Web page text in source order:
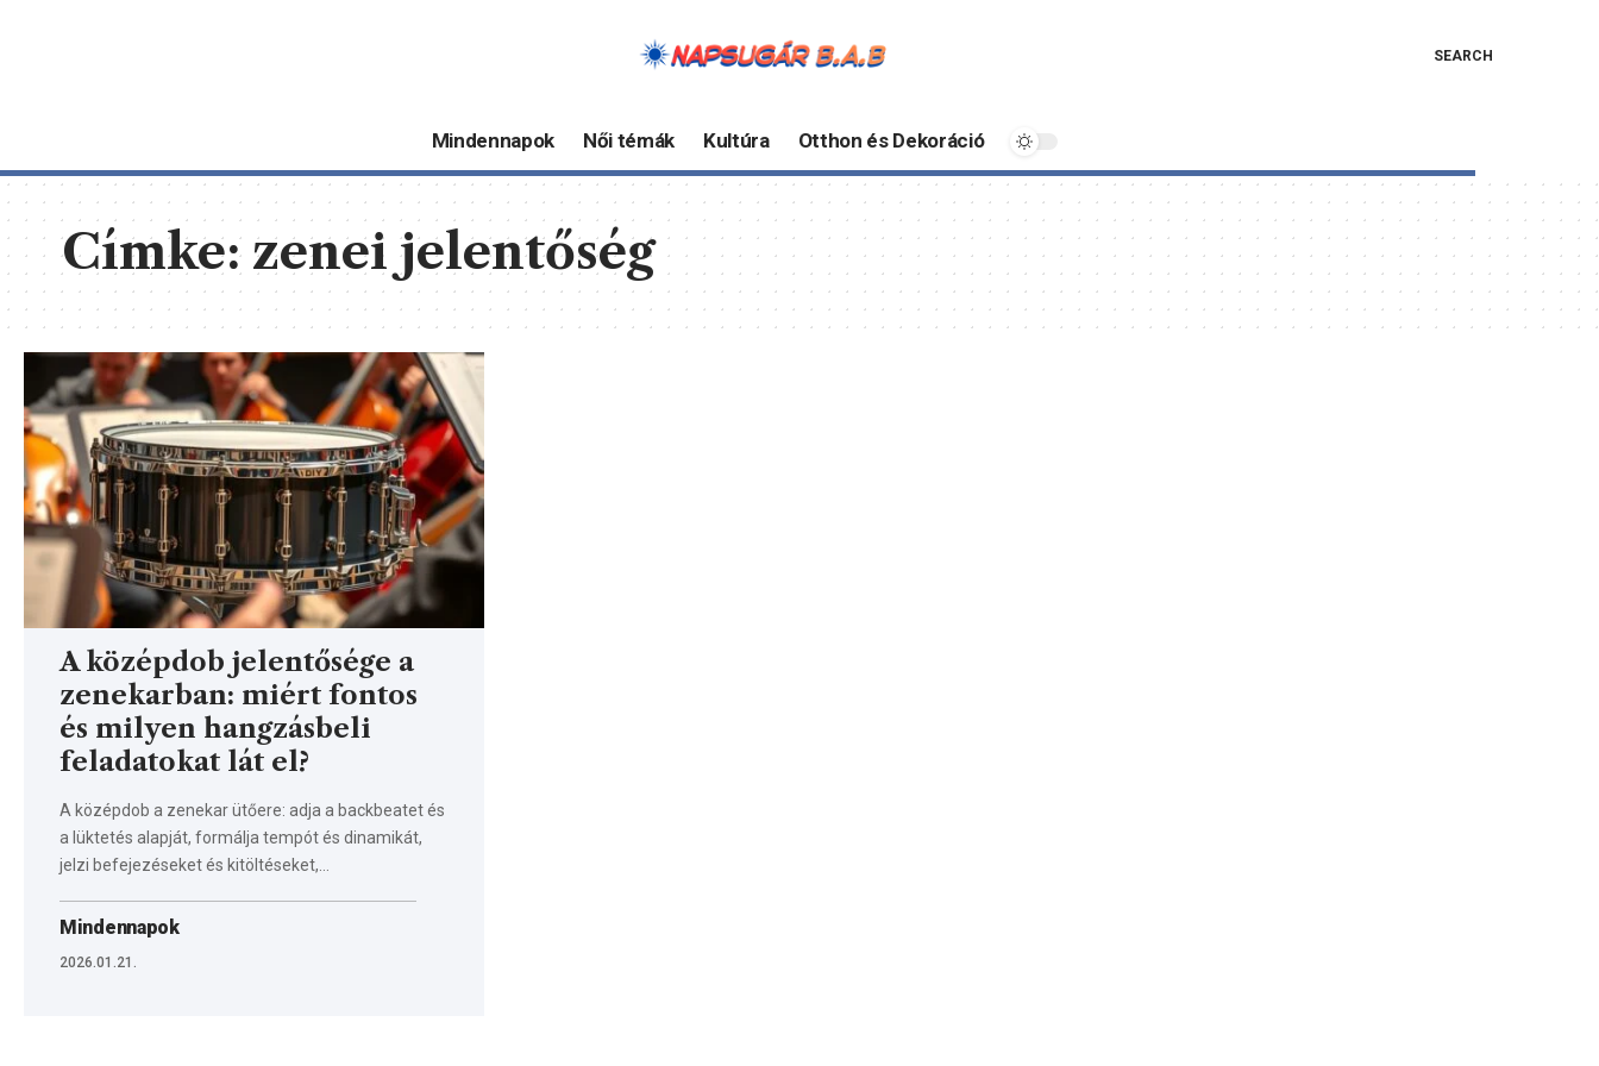
SEARCH
Mindennapok Női témák Kultúra Otthon és Dekoráció
Címke: zenei jelentőség
A középdob jelentősége a
zenekarban: miért fontos
és milyen hangzásbeli
feladatokat lát el?
A középdob a zenekar ütőere: adja a backbeatet és
a lüktetés alapját, formálja tempót és dinamikát,
jelzi befejezéseket és kitöltéseket,…
Mindennapok
2026.01.21.